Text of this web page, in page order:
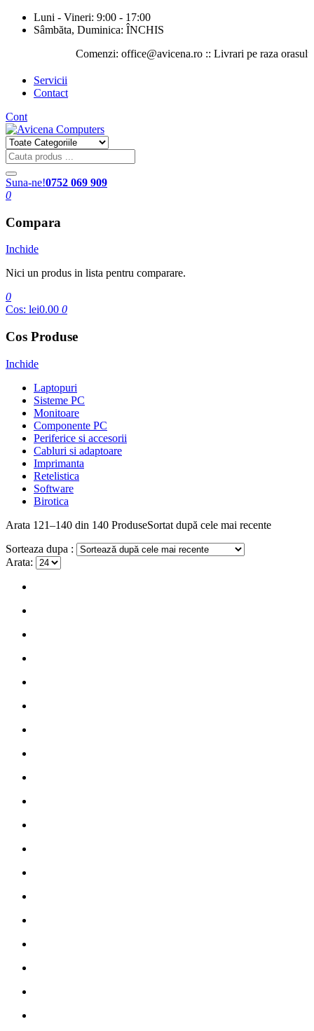
Luni - Vineri: 9:00 - 17:00
Sâmbăta, Duminica: ÎNCHIS
Comenzi: office@avicena.ro :: Livrari pe raza orasului
Servicii
Contact
Cont
Suna-ne!0752 069 909
0
Compara
Inchide
Nici un produs in lista pentru comparare.
0
Cos: lei0.00 0
Cos Produse
Inchide
Laptopuri
Sisteme PC
Monitoare
Componente PC
Periferice si accesorii
Cabluri si adaptoare
Imprimanta
Retelistica
Software
Birotica
Arata 121–140 din 140 ProduseSortat după cele mai recente
Sorteaza dupa :
Arata: